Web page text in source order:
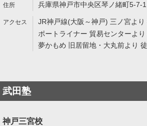
兵庫県神戸市中央区琴ノ緒町5-7-1
JR神戸線(大阪～神戸) 三ノ宮よ
ポートライナー 貿易センターよ
夢かもめ 旧居留地・大丸前より
武田塾
神戸三宮校